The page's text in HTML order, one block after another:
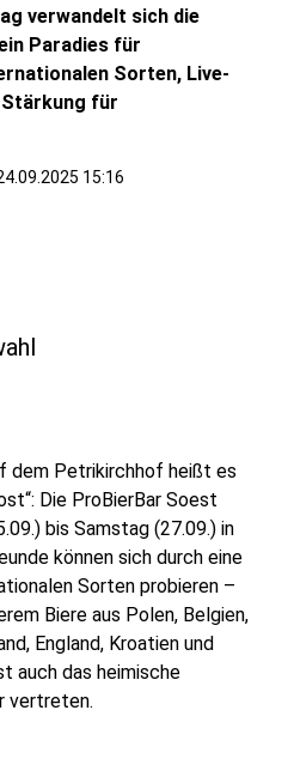
verwandelt sich die
Paradies für
Sorten, Live-
Stärkung für
15:16
dem Petrikirchhof heißt es
Die ProBierBar Soest
bis Samstag (27.09.) in
können sich durch eine
Sorten probieren –
Biere aus Polen, Belgien,
England, Kroatien und
auch das heimische
vertreten.